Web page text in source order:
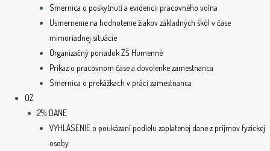
Smernica o poskytnutí a evidencii pracovného voľna
Usmernenie na hodnotenie žiakov základných škôl v čase
mimoriadnej situácie
Organizačný poriadok ZŠ Humenné
Príkaz o pracovnom čase a dovolenke zamestnanca
Smernica o prekážkach v práci zamestnanca
OZ
2% DANE
VYHLÁSENIE o poukázaní podielu zaplatenej dane z príjmov fyzickej
osoby